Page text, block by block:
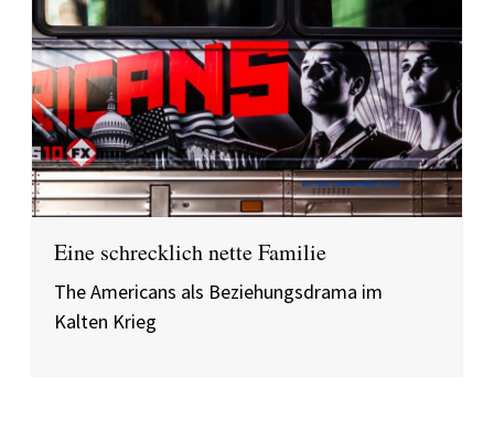
Eine schrecklich nette Familie
The Americans als Beziehungsdrama im
Kalten Krieg